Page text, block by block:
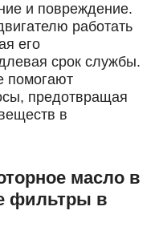
и повреждение.
работать
его
срок службы.
помогают
предотвращая
в
масло в
фильтры в